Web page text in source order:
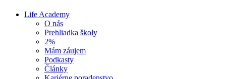
Life Academy
O nás
Prehliadka školy
2%
Mám záujem
Podkasty
Články